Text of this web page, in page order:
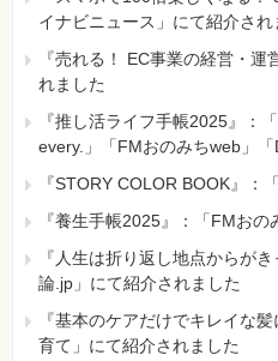
イナビニュース」にて紹介され
『売れる！ EC事業の経営・
れました
『推し活ライフ手帳2025』：
every.」「FMおのみちweb」
『STORY COLOR BOOK』：
『養生手帳2025』：「FMお
『人生は折り返し地点からが
論.jp」にて紹介されました
『基本のケアだけでキレイな
育て」にて紹介されました